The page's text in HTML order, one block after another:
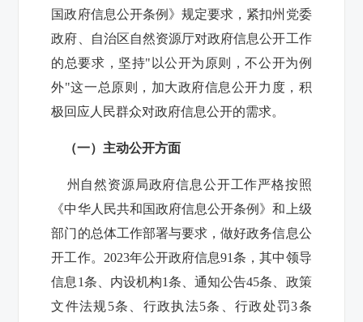
国政府信息公开条例》规定要求，紧扣州党委
政府、自治区自然资源厅对政府信息公开工作
的总要求，坚持"以公开为原则，不公开为例
外"这一总原则，加大政府信息公开力度，积
极回应人民群众对政府信息公开的需求。
（一）主动公开方面
州自然资源局政府信息公开工作严格按照
《中华人民共和国政府信息公开条例》和上级
部门的总体工作部署与要求，做好政务信息公
开工作。2023年公开政府信息91条，其中领导
信息1条、内设机构1条、通知公告45条、政策
文件法规5条、行政执法5条、行政处罚3条